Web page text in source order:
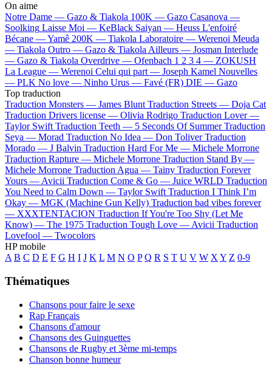
On aime
Notre Dame — Gazo & Tiakola 100K — Gazo Casanova —
Soolking Laisse Moi — KeBlack Saiyan — Heuss L'enfoiré
Bécane —Yamê 200K — Tiakola Laboratoire — Werenoi Meuda
— Tiakola Outro — Gazo & TiakolaAilleurs — Josman Interlude
— Gazo & Tiakola Overdrive — Ofenbach 1 2 3 4 — ZOKUSH
La League — Werenoi Celui qui part — Joseph Kamel Nouvelles
— PLK No love — Ninho Urus — Favé (FR) DIE — Gazo
Top traduction
Traduction Monsters — James Blunt Traduction Streets — Doja Cat
Traduction Drivers license — Olivia Rodrigo Traduction Lover —
Taylor Swift Traduction Teeth — 5 Seconds Of Summer Traduction
Seya — Morad Traduction No Idea — Don Toliver Traduction
Morado — J Balvin Traduction Hard For Me — Michele Morrone
Traduction Rapture — Michele Morrone Traduction Stand By —
Michele Morrone Traduction Agua — Tainy Traduction Forever
Yours —Avicii Traduction Come & Go — Juice WRLD Traduction
You Need to Calm Down — Taylor Swift Traduction I Think I’m
Okay — MGK (Machine Gun Kelly) Traduction bad vibes forever
— XXXTENTACION Traduction If You're Too Shy (Let Me
Know) — The 1975 Traduction Tough Love —Avicii Traduction
Lovefool — Twocolors
HP mobile
A B C D E F G H I J K L M N O P Q R S T U V W XY Z 0-9
Thématiques
Chansons pour faire le sexe
Rap Français
Chansons d'amour
Chansons des Guinguettes
Chansons de Rugby et 3ème mi-temps
Chanson bonne humeur